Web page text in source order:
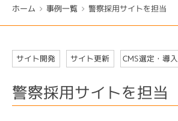
ホーム 事例一覧 警察採用サイトを担当
サイト開発 サイト更新 CMS選定・導入
警察採用サイトを担当